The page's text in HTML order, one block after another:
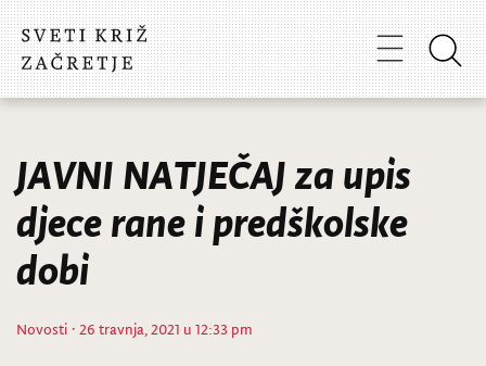
JAVNI NATJEČAJ za upis
djece rane i predškolske
dobi
Novosti · 26 travnja, 2021 u 12:33 pm